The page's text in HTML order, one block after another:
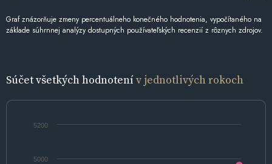
Graf znázorňuje zmeny percentuálneho konečného hodnotenia, vypočítaného na
základe súhrnnej analýzy dostupných používateľských recenzií z rôznych zdrojov.
Súčet všetkých hodnotenív jednotlivých rokoch
5000
5200